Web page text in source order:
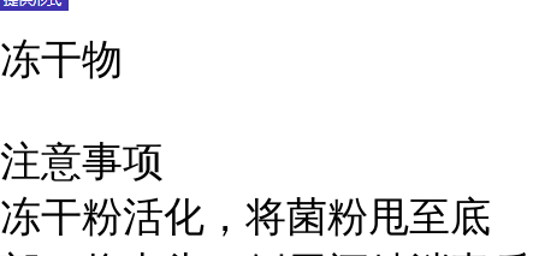
冻干物
注意事项
冻干粉活化，将菌粉甩至底